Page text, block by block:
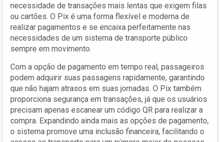
necessidade de transações mais lentas que exigem filas
ou cartões. O Pix é uma forma flexível e moderna de
realizar pagamentos e se encaixa perfeitamente nas
necessidades de um sistema de transporte público
sempre em movimento.
Com a opção de pagamento em tempo real, passageiros
podem adquirir suas passagens rapidamente, garantindo
que não hajam atrasos em suas jornadas. O Pix também
proporciona segurança em transações, já que os usuários
precisam apenas escanear um código QR para realizar a
compra. Expandindo ainda mais as opções de pagamento,
o sistema promove uma inclusão financeira, facilitando o